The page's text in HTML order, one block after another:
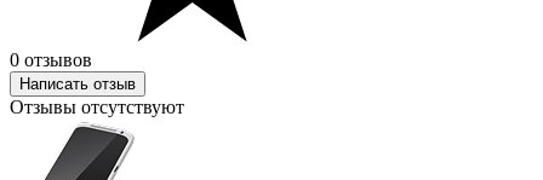
0 отзывов
Написать отзыв
Отзывы отсутствуют